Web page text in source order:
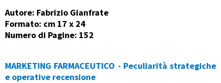
Autore: Fabrizio Gianfrate
Formato: cm 17 x 24
Numero di Pagine: 152
MARKETING FARMACEUTICO - Peculiarità strategiche
e operative recensione